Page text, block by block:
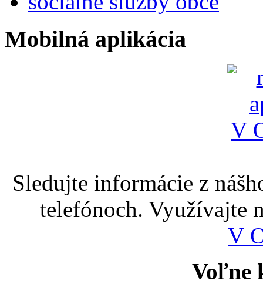
Mobilná aplikácia
Sledujte informácie z
telefónoch. Využívajte
V
Voľne